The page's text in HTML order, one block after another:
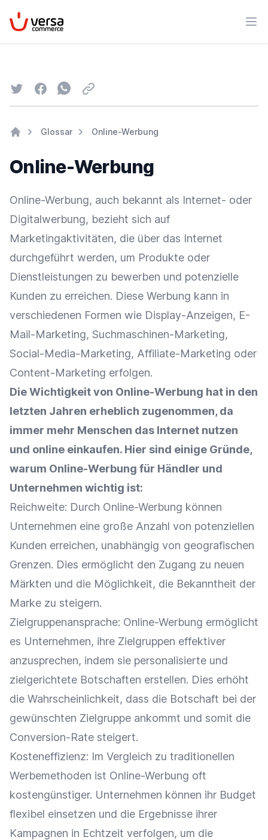
VersaCommerce
TwitterFacebookWhatsapp
Email
Glossar Online-Werbung
Online-Werbung
Online-Werbung, auch bekannt als Internet- oder
Digitalwerbung, bezieht sich auf
Marketingaktivitäten, die über das Internet
durchgeführt werden, um Produkte oder
Dienstleistungen zu bewerben und potenzielle
Kunden zu erreichen. Diese Werbung kann in
verschiedenen Formen wie Display-Anzeigen, E-
Mail-Marketing, Suchmaschinen-Marketing,
Social-Media-Marketing, Affiliate-Marketing oder
Content-Marketing erfolgen.
Die Wichtigkeit von Online-Werbung hat in den
letzten Jahren erheblich zugenommen, da
immer mehr Menschen das Internet nutzen
und online einkaufen. Hier sind einige Gründe,
warum Online-Werbung für Händler und
Unternehmen wichtig ist:
Reichweite: Durch Online-Werbung können
Unternehmen eine große Anzahl von potenziellen
Kunden erreichen, unabhängig von geografischen
Grenzen. Dies ermöglicht den Zugang zu neuen
Märkten und die Möglichkeit, die Bekanntheit der
Marke zu steigern.
Zielgruppenansprache: Online-Werbung ermöglicht
es Unternehmen, ihre Zielgruppen effektiver
anzusprechen, indem sie personalisierte und
zielgerichtete Botschaften erstellen. Dies erhöht
die Wahrscheinlichkeit, dass die Botschaft bei der
gewünschten Zielgruppe ankommt und somit die
Conversion-Rate steigert.
Kosteneffizienz: Im Vergleich zu traditionellen
Werbemethoden ist Online-Werbung oft
kostengünstiger. Unternehmen können ihr Budget
flexibel einsetzen und die Ergebnisse ihrer
Kampagnen in Echtzeit verfolgen, um die